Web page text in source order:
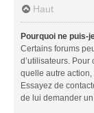
Haut
Pourquoi ne puis-
Certains forums
d’utilisateurs. Pour
quelle autre
Essayez de
de lui demander